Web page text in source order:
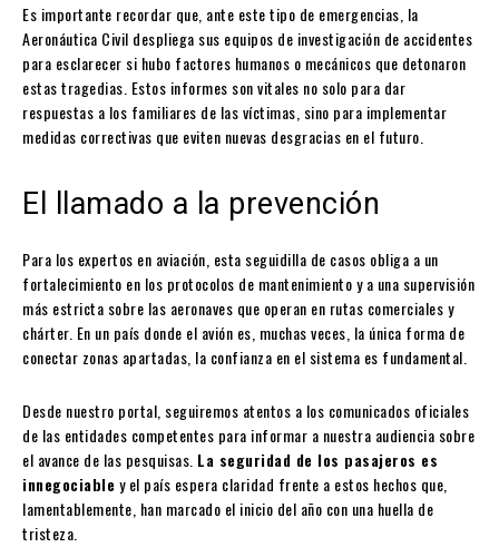
Es importante recordar que, ante este tipo de emergencias, la
Aeronáutica Civil despliega sus equipos de investigación de accidentes
para esclarecer si hubo factores humanos o mecánicos que detonaron
estas tragedias. Estos informes son vitales no solo para dar
respuestas a los familiares de las víctimas, sino para implementar
medidas correctivas que eviten nuevas desgracias en el futuro.
El llamado a la prevención
Para los expertos en aviación, esta seguidilla de casos obliga a un
fortalecimiento en los protocolos de mantenimiento y a una supervisión
más estricta sobre las aeronaves que operan en rutas comerciales y
chárter. En un país donde el avión es, muchas veces, la única forma de
conectar zonas apartadas, la confianza en el sistema es fundamental.
Desde nuestro portal, seguiremos atentos a los comunicados oficiales
de las entidades competentes para informar a nuestra audiencia sobre
el avance de las pesquisas. La seguridad de los pasajeros es
innegociabley el país espera claridad frente a estos hechos que,
lamentablemente, han marcado el inicio del año con una huella de
tristeza.